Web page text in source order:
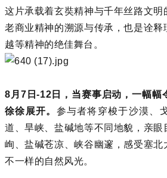
这片承载着玄奘精神与千年丝路文明
老商业精神的溯源与传承，也是诠释
越等精神的绝佳舞台。
8月7日-12日，当赛事启动，一幅幅
徐徐展开。 参与者将穿梭于沙漠、
道、旱峡、盐碱地等不同地貌，亲眼
峋、盐碱苍凉、峡谷幽邃，感受塞北
不一样的自然风光。